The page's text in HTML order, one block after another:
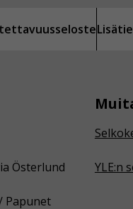
Österlund
Papunet
YLE:n